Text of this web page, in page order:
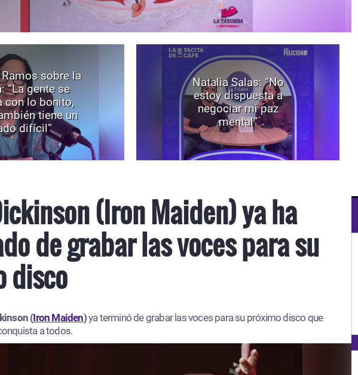
sobre la
“La gente se
con lo bonito,
tiene un
difícil”
Natalia Salas: “No
estoy dispuesta a
negociar mi paz
mental”
(Iron Maiden) ya ha
de grabar las voces para su
disco
(Iron Maiden)ya terminó de grabar las voces para su próximo disco que
a todos.